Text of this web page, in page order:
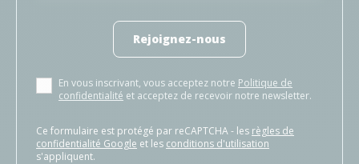
Rejoignez-nous
En vous inscrivant, vous acceptez notre Politique de
confidentialité et acceptez de recevoir notre newsletter.
Ce formulaire est protégé par reCAPTCHA - les règles de
confidentialité Google et les conditions d'utilisation
s'appliquent.